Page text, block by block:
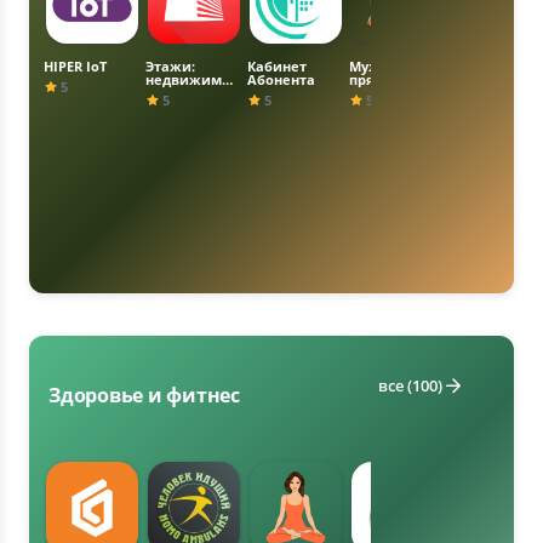
HIPER IoT
5
Этажи:
недвижимос
ть, ипотека
5
Кабинет
Абонента
5
Муж на Час
прямо
сейчас
5
Здоровье и фитнес все (100)